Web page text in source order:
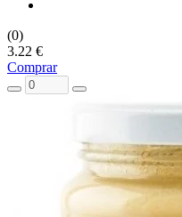
(0)
3.22 €
Comprar